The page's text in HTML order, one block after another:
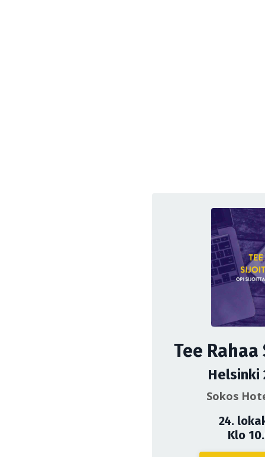
Tee
Helsinki
Sokos
24.
Klo